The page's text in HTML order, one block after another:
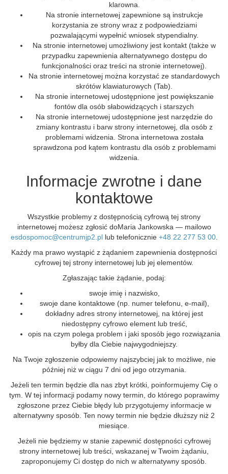
klarowna.
Na stronie internetowej zapewnione są instrukcje
korzystania ze strony wraz z podpowiedziami
pozwalającymi wypełnić wniosek stypendialny.
Na stronie internetowej umożliwiony jest kontakt (także w
przypadku zapewnienia alternatywnego dostępu do
funkcjonalności oraz treści na stronie internetowej).
Na stronie internetowej można korzystać ze standardowych
skrótów klawiaturowych (Tab).
Na stronie internetowej udostępnione jest powiększanie
fontów dla osób słabowidzących i starszych
Na stronie internetowej udostępnione jest narzędzie do
zmiany kontrastu i barw strony internetowej, dla osób z
problemami widzenia. Strona internetowa została
sprawdzona pod kątem kontrastu dla osób z problemami
widzenia.
Informacje zwrotne i dane
kontaktowe
Wszystkie problemy z dostępnością cyfrową tej strony
internetowej możesz zgłosić doMaria Jankowska — mailowo
esdospomoc@centrumjp2.pllub telefonicznie +48 22 277 53 00.
Każdy ma prawo wystąpić z żądaniem zapewnienia dostępności
cyfrowej tej strony internetowej lub jej elementów.
Zgłaszając takie żądanie, podaj:
swoje imię i nazwisko,
swoje dane kontaktowe (np. numer telefonu, e-mail),
dokładny adres strony internetowej, na której jest
niedostępny cyfrowo element lub treść,
opis na czym polega problem i jaki sposób jego rozwiązania
byłby dla Ciebie najwygodniejszy.
Na Twoje zgłoszenie odpowiemy najszybciej jak to możliwe, nie
później niż w ciągu 7 dni od jego otrzymania.
Jeżeli ten termin będzie dla nas zbyt krótki, poinformujemy Cię o
tym. W tej informacji podamy nowy termin, do którego poprawimy
zgłoszone przez Ciebie błędy lub przygotujemy informacje w
alternatywny sposób. Ten nowy termin nie będzie dłuższy niż 2
miesiące.
Jeżeli nie będziemy w stanie zapewnić dostępności cyfrowej
strony internetowej lub treści, wskazanej w Twoim żądaniu,
zaproponujemy Ci dostęp do nich w alternatywny sposób.